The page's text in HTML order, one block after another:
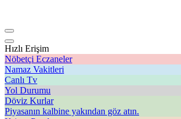
Hızlı Erişim
Nöbetçi Eczaneler
Namaz Vakitleri
Canlı Tv
Yol Durumu
Döviz Kurlar
Piyasanın kalbine yakından göz atın.